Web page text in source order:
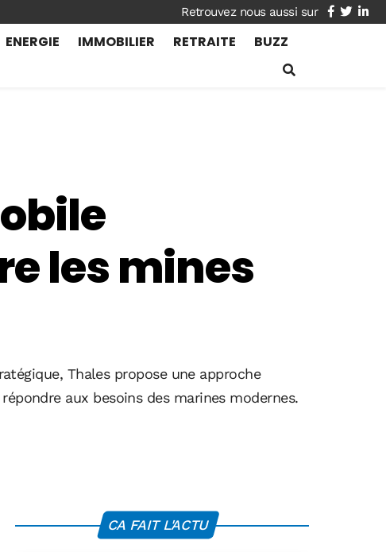
facebook
twitter
ENERGIE IMMOBILIER RETRAITE BUZZ
les mines
Thales propose une approche
aux besoins des marines modernes.
CA FAIT L'ACTU